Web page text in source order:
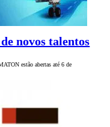
novos talentos
estão abertas até 6 de